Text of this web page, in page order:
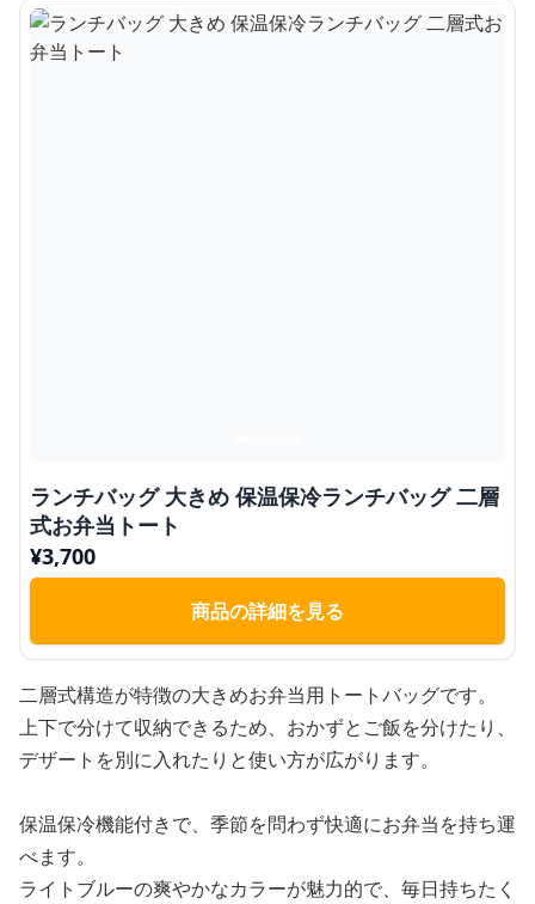
ランチバッグ 大きめ 保温保冷ランチバッグ 二層
式お弁当トート
¥3,700
商品の詳細を見る
二層式構造が特徴の大きめお弁当用トートバッグです。
上下で分けて収納できるため、おかずとご飯を分けたり、
デザートを別に入れたりと使い方が広がります。
保温保冷機能付きで、季節を問わず快適にお弁当を持ち運
べます。
ライトブルーの爽やかなカラーが魅力的で、毎日持ちたく